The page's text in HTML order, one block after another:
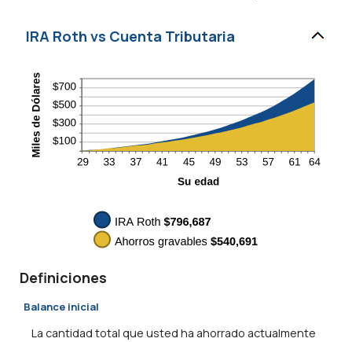
IRA Roth vs Cuenta Tributaria
Definiciones
Balance inicial
La cantidad total que usted ha ahorrado actualmente